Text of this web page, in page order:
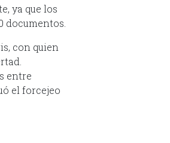
ya que los
documentos.
con quien
entre
el forcejeo